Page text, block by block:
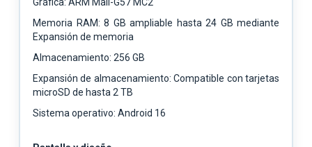
Memoria RAM: 8 GB ampliable hasta 24 GB mediante
Expansión de memoria
Almacenamiento: 256 GB
Expansión de almacenamiento: Compatible con tarjetas
microSD de hasta 2 TB
Sistema operativo: Android 16